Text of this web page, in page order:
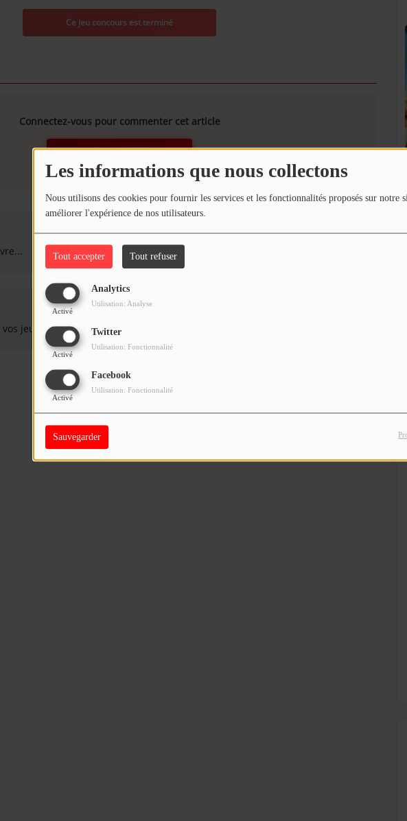
Les informations que nous collectons
Nous utilisons des cookies pour fournir les services et les fonctionnalités proposés sur notre
améliorer l'expérience de nos utilisateurs.
Tout accepter Tout refuser
Analytics
Activé
Utilisation: Analyse
Twitter
Activé
Utilisation: Fonctionnalité
Facebook
Activé
Utilisation: Fonctionnalité
Sauvegarder
Connectez-vous pour commenter cet article
SE CONNECTER
il y a 1 an
jeux
en replay !